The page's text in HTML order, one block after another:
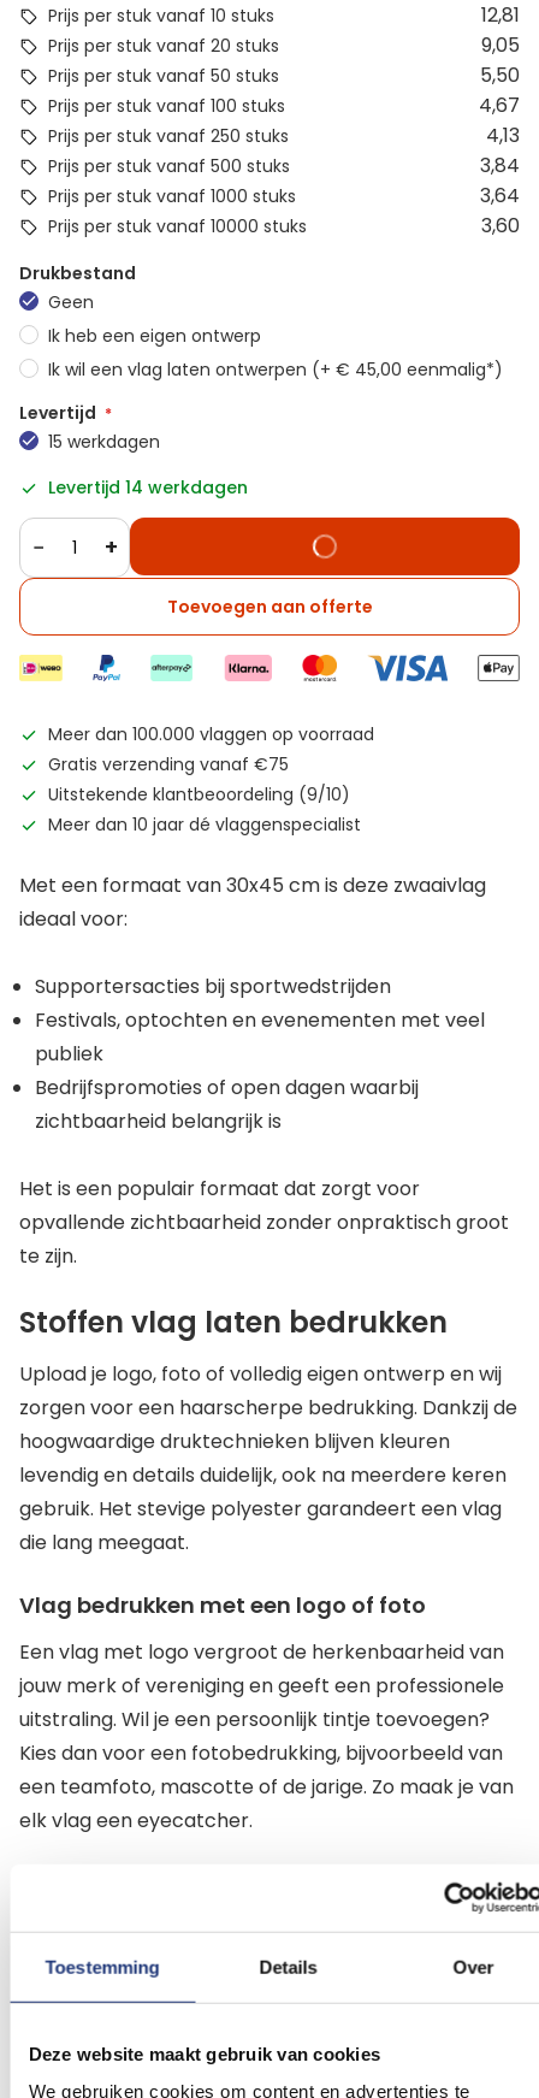
Toestemming Details Over
Deze website maakt gebruik van cookies
We gebruiken cookies om content en advertenties te
Prijs per stuk vanaf 10 stuks 12,81
Prijs per stuk vanaf 20 stuks 9,05
Prijs per stuk vanaf 50 stuks 5,50
Prijs per stuk vanaf 100 stuks 4,67
Prijs per stuk vanaf 250 stuks 4,13
Prijs per stuk vanaf 500 stuks 3,84
Prijs per stuk vanaf 1000 stuks 3,64
Prijs per stuk vanaf 10000 stuks 3,60
Drukbestand
Geen
Ik heb een eigen ontwerp
Ik wil een vlag laten ontwerpen (+ € 45,00 eenmalig*)
Levertijd
15 werkdagen
Levertijd 14 werkdagen
− +
Toevoegen aan offerte
Meer dan 100.000 vlaggen op voorraad
Gratis verzending vanaf €75
Uitstekende klantbeoordeling (9/10)
Meer dan 10 jaar dé vlaggenspecialist
Met een formaat van 30x45 cm is deze zwaaivlag
ideaal voor:
Supportersacties bij sportwedstrijden
Festivals, optochten en evenementen met veel
publiek
Bedrijfspromoties of open dagen waarbij
zichtbaarheid belangrijk is
Het is een populair formaat dat zorgt voor
opvallende zichtbaarheid zonder onpraktisch groot
te zijn.
Stoffen vlag laten bedrukken
Upload je logo, foto of volledig eigen ontwerp en wij
zorgen voor een haarscherpe bedrukking. Dankzij de
hoogwaardige druktechnieken blijven kleuren
levendig en details duidelijk, ook na meerdere keren
gebruik. Het stevige polyester garandeert een vlag
die lang meegaat.
Vlag bedrukken met een logo of foto
Een vlag met logo vergroot de herkenbaarheid van
jouw merk of vereniging en geeft een professionele
uitstraling. Wil je een persoonlijk tintje toevoegen?
Kies dan voor een fotobedrukking, bijvoorbeeld van
een teamfoto, mascotte of de jarige. Zo maak je van
elk vlag een eyecatcher.
De stoffen zwaaivlag 30x45 cm wordt geleverd met
een houten stok van 60 cm. Voor dit formaat is de
stok ongeveer twee keer de hoogte van de vlag. Zo